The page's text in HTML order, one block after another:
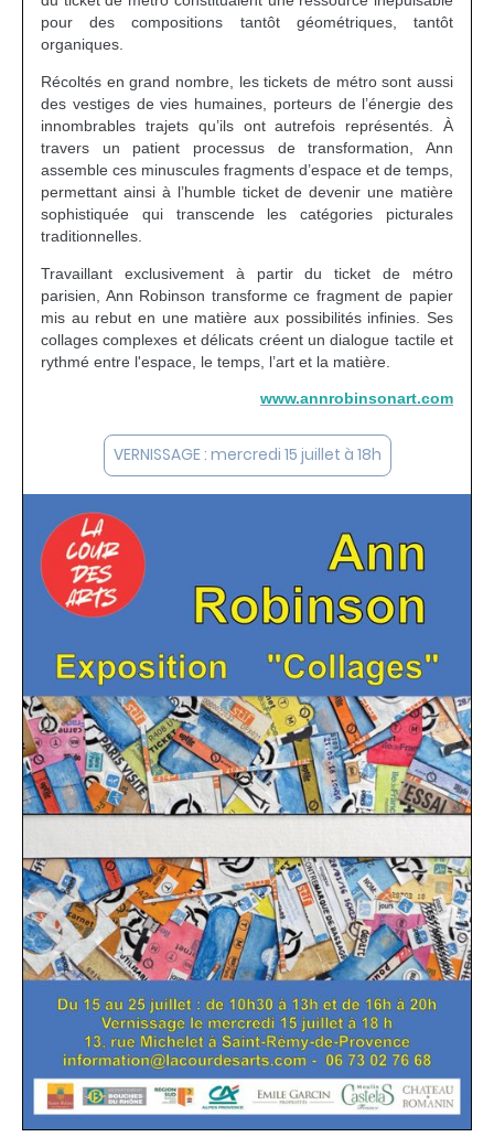
pour des compositions tantôt géométriques, tantôt
organiques.
Récoltés en grand nombre, les tickets de métro sont aussi
des vestiges de vies humaines, porteurs de l’énergie des
innombrables trajets qu’ils ont autrefois représentés. À
travers un patient processus de transformation, Ann
assemble ces minuscules fragments d’espace et de temps,
permettant ainsi à l’humble ticket de devenir une matière
sophistiquée qui transcende les catégories picturales
traditionnelles.
Travaillant exclusivement à partir du ticket de métro
parisien, Ann Robinson transforme ce fragment de papier
mis au rebut en une matière aux possibilités infinies. Ses
collages complexes et délicats créent un dialogue tactile et
rythmé entre l'espace, le temps, l’art et la matière.
www.annrobinsonart.com
VERNISSAGE : mercredi 15 juillet à 18h